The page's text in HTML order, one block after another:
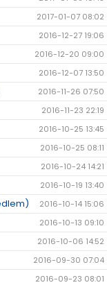
2017-01-07 08:02
2016-12-27 19:06
2016-12-20 09:00
2016-12-07 13:50
2016-11-26 07:50
2016-11-23 22:19
2016-10-25 13:45
2016-10-25 08:11
2016-10-24 14:21
2016-10-19 13:40
2016-10-14 15:06
2016-10-13 09:10
2016-10-06 14:52
2016-09-30 07:04
2016-09-23 08:01